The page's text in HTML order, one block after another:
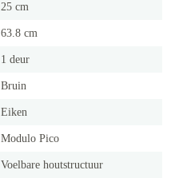
25 cm
63.8 cm
1 deur
Bruin
Eiken
Modulo Pico
Voelbare houtstructuur